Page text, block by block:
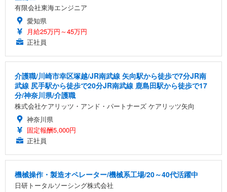
有限会社東海エンジニア
愛知県
月給25万円～45万円
正社員
介護職/川崎市幸区塚越/JR南武線 矢向駅から徒歩で7分JR南
武線 尻手駅から徒歩で20分JR南武線 鹿島田駅から徒歩で17
分/神奈川県/介護職
株式会社ケアリッツ・アンド・パートナーズ ケアリッツ矢向
神奈川県
固定報酬5,000円
正社員
機械操作・製造オペレーター/機械系工場/20～40代活躍中
日研トータルソーシング株式会社